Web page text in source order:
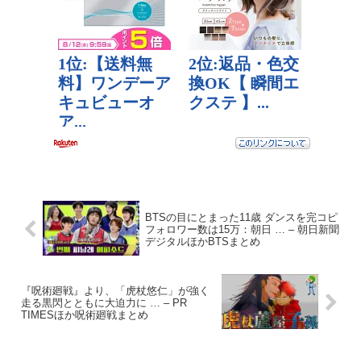
BTSの目にとまった11歳 ダンスを完コピ
フォロワー数は15万：朝日 … – 朝日新聞
デジタルほかBTSまとめ
『呪術廻戦』より、「虎杖悠仁」が強く
走る黒閃とともに大迫力に … – PR
TIMESほか呪術廻戦まとめ